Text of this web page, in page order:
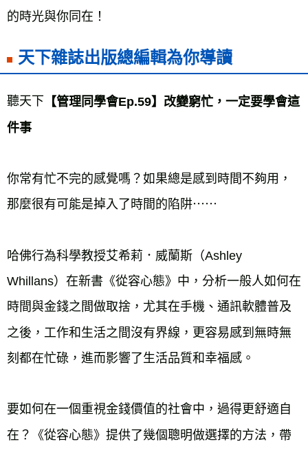
的時光與你同在！
天下雜誌出版總編輯為你導讀
聽天下 【管理同學會Ep.59】改變窮忙，一定要學會這
件事
你常有忙不完的感覺嗎？如果總是感到時間不夠用，
那麼很有可能是掉入了時間的陷阱⋯⋯
哈佛行為科學教授艾希莉．威蘭斯（Ashley
Whillans）在新書《從容心態》中，分析一般人如何在
時間與金錢之間做取捨，尤其在手機、通訊軟體普及
之後，工作和生活之間沒有界線，更容易感到無時無
刻都在忙碌，進而影響了生活品質和幸福感。
要如何在一個重視金錢價值的社會中，過得更舒適自
在？《從容心態》提供了幾個聰明做選擇的方法，帶